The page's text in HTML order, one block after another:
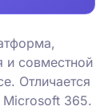
и совместной
Отличается
Microsoft 365.